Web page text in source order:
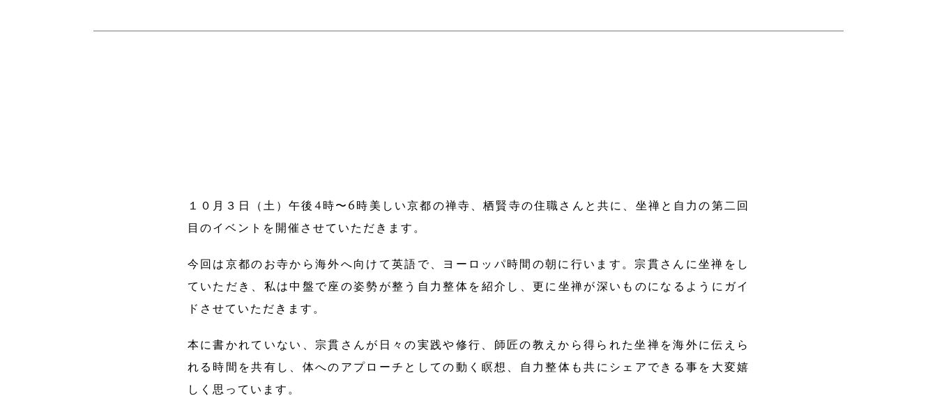
１０月３日（土）午後4時〜6時美しい京都の禅寺、栖賢寺の住職さんと共に、坐禅と自力の第二回
目のイベントを開催させていただきます。
今回は京都のお寺から海外へ向けて英語で、ヨーロッパ時間の朝に行います。宗貫さんに坐禅をし
ていただき、私は中盤で座の姿勢が整う自力整体を紹介し、更に坐禅が深いものになるようにガイ
ドさせていただきます。
本に書かれていない、宗貫さんが日々の実践や修行、師匠の教えから得られた坐禅を海外に伝えら
れる時間を共有し、体へのアプローチとしての動く瞑想、自力整体も共にシェアできる事を大変嬉
しく思っています。